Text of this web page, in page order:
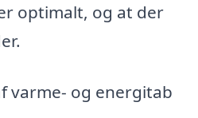
optimalt, og at der
varme- og energitab